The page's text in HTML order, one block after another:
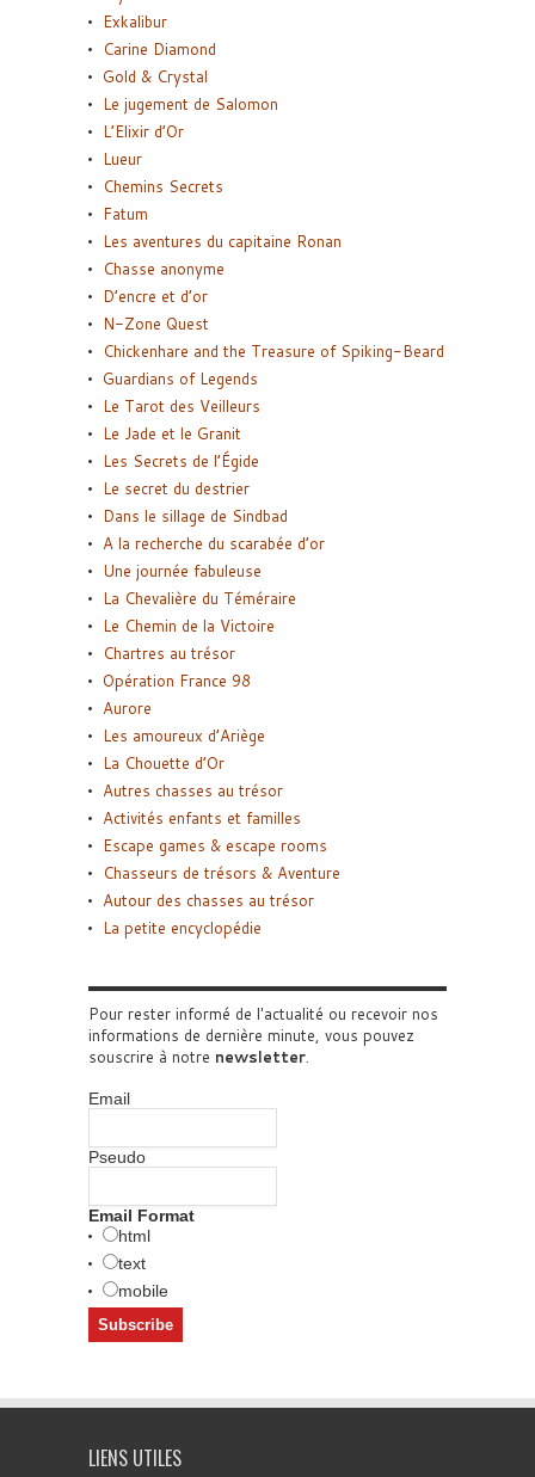
Exkalibur
Carine Diamond
Gold & Crystal
Le jugement de Salomon
L’Elixir d’Or
Lueur
Chemins Secrets
Fatum
Les aventures du capitaine Ronan
Chasse anonyme
D’encre et d’or
N-Zone Quest
Chickenhare and the Treasure of Spiking-Beard
Guardians of Legends
Le Tarot des Veilleurs
Le Jade et le Granit
Les Secrets de l’Égide
Le secret du destrier
Dans le sillage de Sindbad
A la recherche du scarabée d’or
Une journée fabuleuse
La Chevalière du Téméraire
Le Chemin de la Victoire
Chartres au trésor
Opération France 98
Aurore
Les amoureux d’Ariège
La Chouette d’Or
Autres chasses au trésor
Activités enfants et familles
Escape games & escape rooms
Chasseurs de trésors & Aventure
Autour des chasses au trésor
La petite encyclopédie
Pour rester informé de l'actualité ou recevoir nos
informations de dernière minute, vous pouvez
souscrire à notre newsletter.
Email
Pseudo
Email Format
html
text
mobile
LIENS UTILES